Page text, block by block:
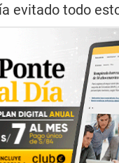
evitado todo